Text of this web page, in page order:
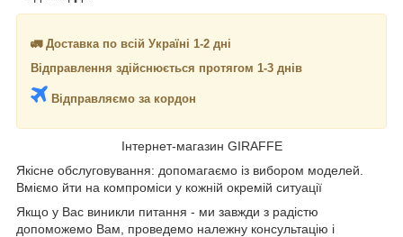
🚛 Доставка по всій Україні 1-2 дні
Відправлення здійснюється протягом 1-3 днів
Відправляємо за кордон
Інтернет-магазин GIRAFFE
Якісне обслуговування: допомагаємо із вибором моделей.
Вміємо йти на компроміси у кожній окремій ситуації
Якщо у Вас виникли питання - ми завжди з радістю
допоможемо Вам, проведемо належну консультацію і